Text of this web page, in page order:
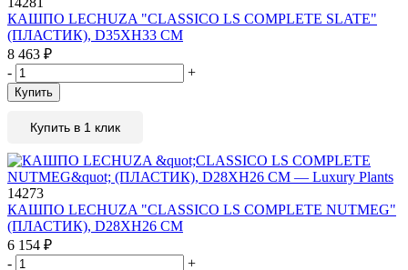
КАШПО LECHUZA "CLASSICO LS COMPLETE SLATE"
(ПЛАСТИК), D35XH33 СМ
8 463 ₽
-
+
Купить
Купить в 1 клик
14273
КАШПО LECHUZA "CLASSICO LS COMPLETE NUTMEG"
(ПЛАСТИК), D28XH26 СМ
6 154 ₽
-
+